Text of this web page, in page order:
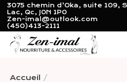
3075 chemin d'Oka, suite 109,
Lac, Qc, J0N 1P0
Zen-imal@outlook.com
(450)413-2111
Accueil /